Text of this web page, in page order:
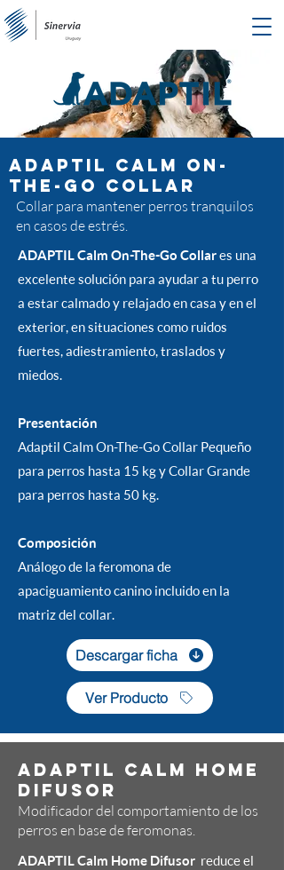
Adaptil Calm On-
The-Go Collar
Collar para mantener perros tranquilos
en casos de estrés.
ADAPTIL Calm On-The-Go Collares una
excelente solución para ayudar a tu perro
a estar calmado y relajado en casa y en el
exterior, en situaciones como ruidos
fuertes, adiestramiento, traslados y
miedos.
Presentación
Adaptil Calm On-The-Go Collar Pequeño
para perros hasta 15 kg y Collar Grande
para perros hasta 50 kg.
Composición
Análogo de la feromona de
apaciguamiento canino incluido en la
matriz del collar.
Descargar ficha
Ver Producto
Adaptil Calm home
difusor
Modificador del comportamiento de los
perros en base de feromonas.
ADAPTIL Calm Home Difusor reduce el